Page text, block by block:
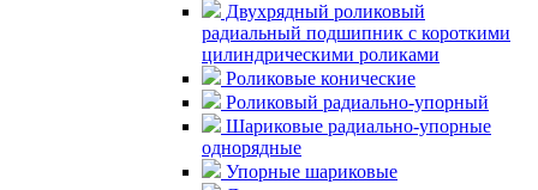
Двухрядный роликовый
радиальный подшипник с короткими
цилиндрическими роликами
Роликовые конические
Роликовый радиально-упорный
Шариковые радиально-упорные
однорядные
Упорные шариковые